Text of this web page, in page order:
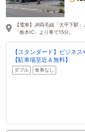
【電車】JR両毛線「大平下駅
「栃木IC」より車で15分。
【スタンダード】ビジネ
【駐車場至近＆無料】
ダブル 食事なし